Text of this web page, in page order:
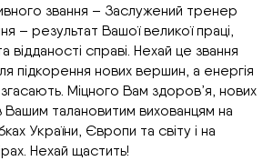
звання – Заслужений тренер
– результат Вашої великої праці,
відданості справі. Нехай це звання
підкорення нових вершин, а енергія
згасають. Міцного Вам здоров’я, нових
Вашим талановитим вихованцям на
України, Європи та світу і на
Нехай щастить!